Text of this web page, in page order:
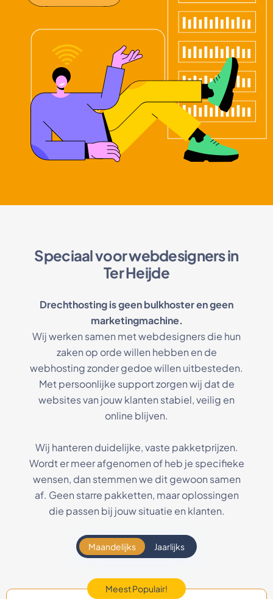
Speciaal voor webdesigners in
Ter Heijde
Drechthosting is geen bulkhoster en geen
marketingmachine.
Wij werken samen met webdesigners die hun
zaken op orde willen hebben en de
webhosting zonder gedoe willen uitbesteden.
Met persoonlijke support zorgen wij dat de
websites van jouw klanten stabiel, veilig en
online blijven.
Wij hanteren duidelijke, vaste pakketprijzen.
Wordt er meer afgenomen of heb je specifieke
wensen, dan stemmen we dit gewoon samen
af. Geen starre pakketten, maar oplossingen
die passen bij jouw situatie en klanten.
Maandelijks Jaarlijks
Meest Populair!